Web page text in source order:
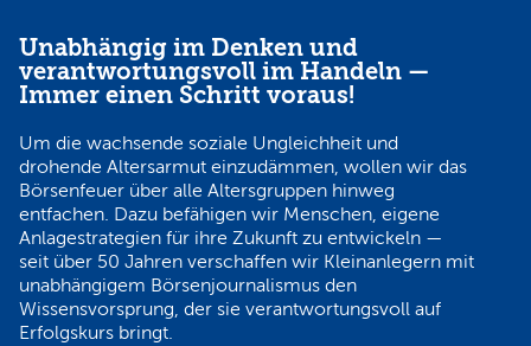
Unabhängig im Denken und
verantwortungsvoll im Handeln —
Immer einen Schritt voraus!
Um die wachsende soziale Ungleichheit und
drohende Altersarmut einzudämmen, wollen wir das
Börsenfeuer über alle Altersgruppen hinweg
entfachen. Dazu befähigen wir Menschen, eigene
Anlagestrategien für ihre Zukunft zu entwickeln —
seit über 50 Jahren verschaffen wir Kleinanlegern mit
unabhängigem Börsenjournalismus den
Wissensvorsprung, der sie verantwortungsvoll auf
Erfolgskurs bringt.